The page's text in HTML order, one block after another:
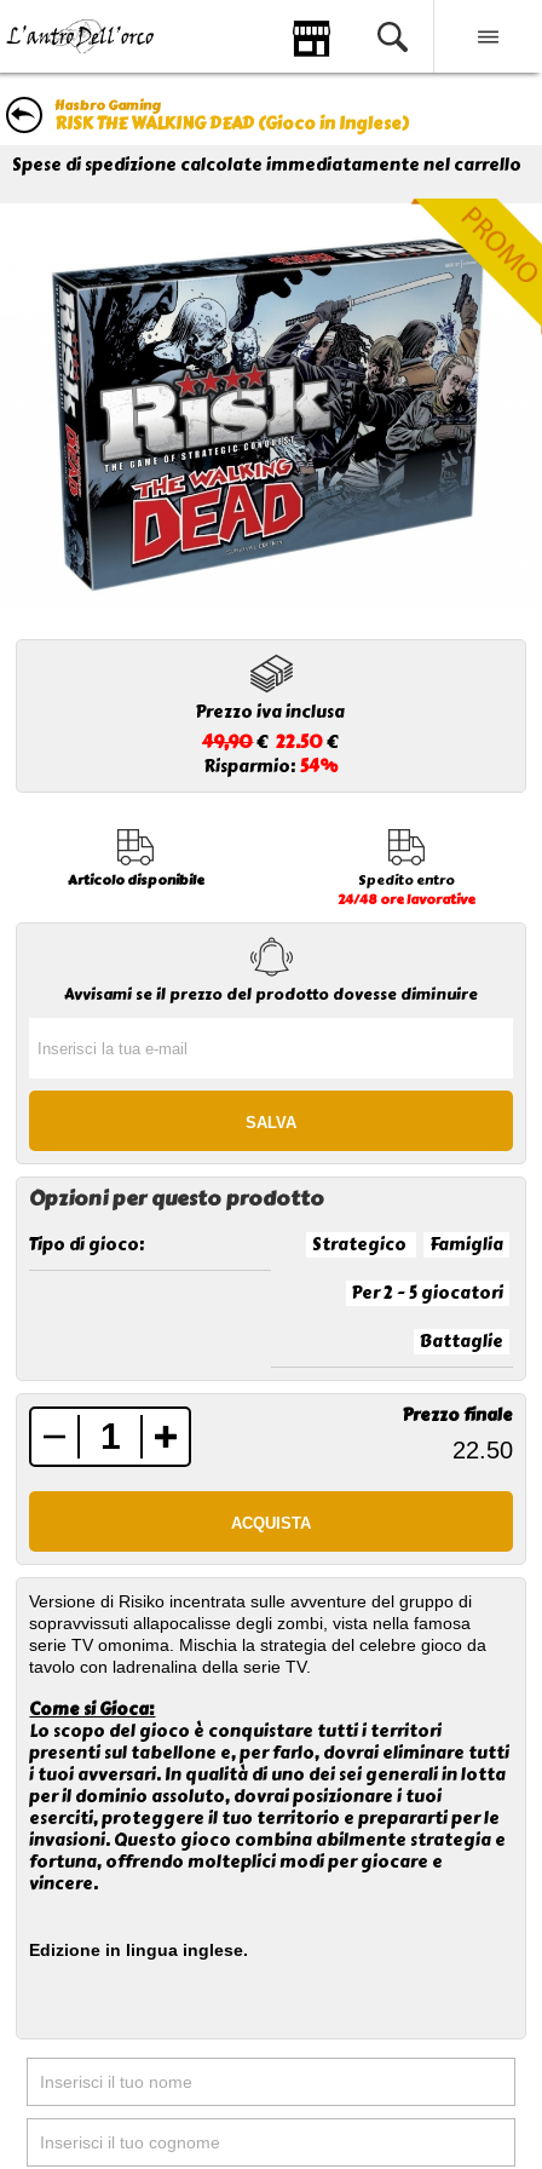
Hasbro Gaming
RISK THE WALKING DEAD (Gioco in Inglese)
Spese di spedizione calcolate immediatamente nel carrello
Prezzo iva inclusa
49,90€22.50€
Risparmio:54%
Articolo disponibile
Spedito entro
24/48 ore lavorative
Avvisami se il prezzo del prodotto dovesse diminuire
Opzioni per questo prodotto
Tipo di gioco: Strategico
Famiglia
Per 2 - 5 giocatori
Battaglie
Prezzo finale
Versione di Risiko incentrata sulle avventure del gruppo di
sopravvissuti allapocalisse degli zombi, vista nella famosa
serie TV omonima. Mischia la strategia del celebre gioco da
tavolo con ladrenalina della serie TV.
Come si Gioca:
Lo scopo del gioco è conquistare tutti i territori
presenti sul tabellone e, per farlo, dovrai eliminare tutti
i tuoi avversari. In qualità di uno dei sei generali in lotta
per il dominio assoluto, dovrai posizionare i tuoi
eserciti, proteggere il tuo territorio e prepararti per le
invasioni. Questo gioco combina abilmente strategia e
fortuna, offrendo molteplici modi per giocare e
vincere.
Edizione in lingua inglese.